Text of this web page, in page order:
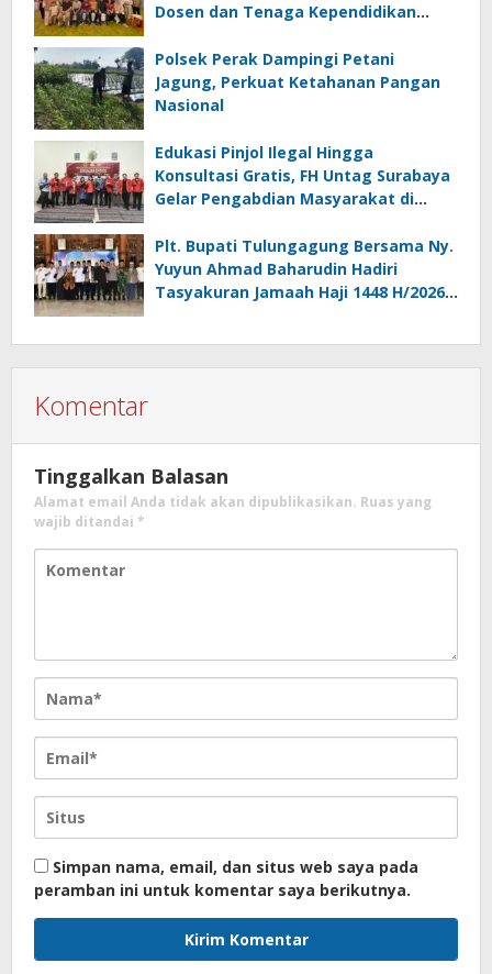
Dosen dan Tenaga Kependidikan
Polsek Perak Dampingi Petani
Jagung, Perkuat Ketahanan Pangan
Nasional
Edukasi Pinjol Ilegal Hingga
Konsultasi Gratis, FH Untag Surabaya
Gelar Pengabdian Masyarakat di
Plt. Bupati Tulungagung Bersama Ny.
Yuyun Ahmad Baharudin Hadiri
Tasyakuran Jamaah Haji 1448 H/2026
Komentar
Tinggalkan Balasan
Alamat email Anda tidak akan dipublikasikan. Ruas yang
wajib ditandai *
Simpan nama, email, dan situs web saya pada
peramban ini untuk komentar saya berikutnya.